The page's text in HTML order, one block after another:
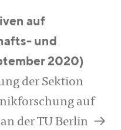
auf
und
2020)
der Sektion
auf
der TU Berlin a